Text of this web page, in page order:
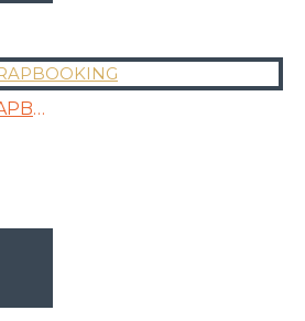
AFTERNOON SCRAPBOOKING